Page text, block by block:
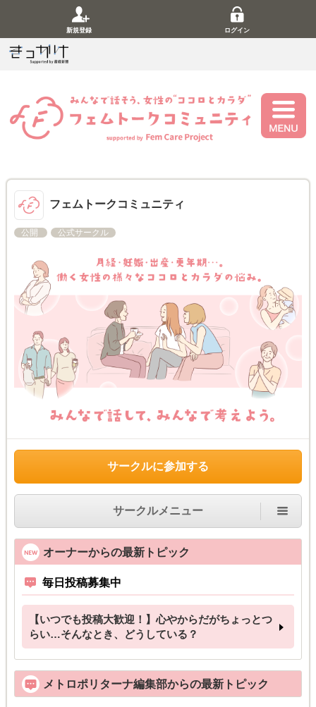
新規登録 ログイン
フェムトークコミュニティ
公開 公式サークル
サークルに参加する
サークルメニュー
オーナーからの最新トピック
毎日投稿募集中
【いつでも投稿大歓迎！】心やからだがちょっとつ
らい…そんなとき、どうしている？
メトロポリターナ編集部からの最新トピック